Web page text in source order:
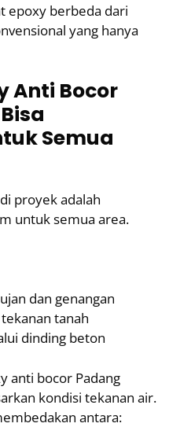
epoxy berbeda dari
yang hanya
Anti Bocor
Semua
proyek adalah
untuk semua area.
dan genangan
tanah
dinding beton
anti bocor Padang
kondisi tekanan air.
antara: